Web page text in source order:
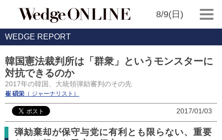
8/9(日)
WEDGE REPORT
韓国憲法裁判所は「群衆」というモンスターに
対抗できるのか
2017年の韓国、大統領弾劾審判のその先
崔 碩栄 （ ジャーナリスト）
2017/01/03
弾劾棄却が保守与党に有利とも限らない、重要